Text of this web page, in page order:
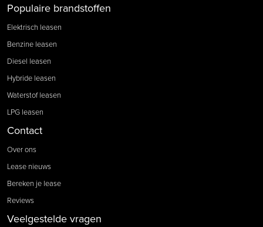
Populaire brandstoffen
Elektrisch leasen
Benzine leasen
Diesel leasen
Hybride leasen
Waterstof leasen
LPG leasen
Contact
Over ons
Lease nieuws
Bereken je lease
Reviews
Veelgestelde vragen